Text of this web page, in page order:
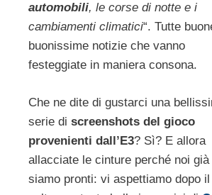
automobili, le corse di notte e i
cambiamenti climatici“. Tutte
buonissime notizie che vanno
festeggiate in maniera consona.
Che ne dite di gustarci una
serie di screenshots del gioco
provenienti dall’E3? Sì? E allora
allacciate le cinture perché noi già
siamo pronti: vi aspettiamo dopo il